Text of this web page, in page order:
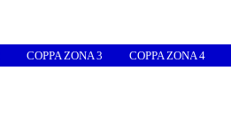
COPPA ZONA 3 COPPA ZONA 4